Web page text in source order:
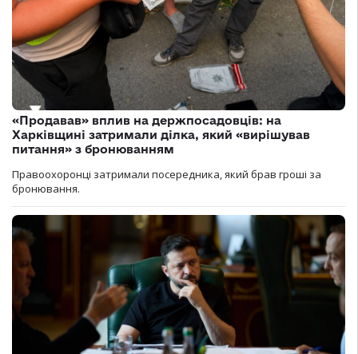
«Продавав» вплив на держпосадовців: на
Харківщині затримали ділка, який «вирішував
питання» з бронюванням
Правоохоронці затримали посередника, який брав гроші за
бронювання.